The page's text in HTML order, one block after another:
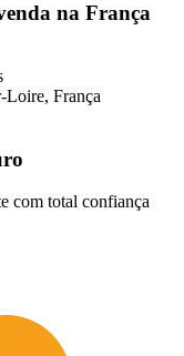
na França
Loire, França
com total confiança